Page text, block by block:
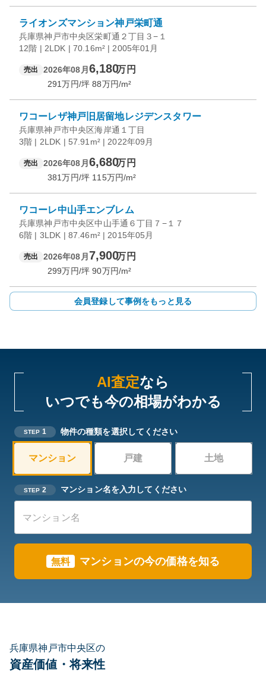
ライオンズマンション神戸栄町通
兵庫県神戸市中央区栄町通２丁目３−１
12階 | 2LDK | 70.16m² | 2005年01月
売出 2026年08月 6,180万円
291万円/坪 88万円/m²
ワコーレザ神戸旧居留地レジデンスタワー
兵庫県神戸市中央区海岸通１丁目
3階 | 2LDK | 57.91m² | 2022年09月
売出 2026年08月 6,680万円
381万円/坪 115万円/m²
ワコーレ中山手エンブレム
兵庫県神戸市中央区中山手通６丁目７−１７
6階 | 3LDK | 87.46m² | 2015年05月
売出 2026年08月 7,900万円
299万円/坪 90万円/m²
会員登録して事例をもっと見る
AI査定なら
いつでも今の相場がわかる
STEP 1 物件の種類を選択してください
マンション 戸建 土地
STEP 2 マンション名を入力してください
無料 マンションの今の価格を知る
兵庫県神戸市中央区の
資産価値・将来性